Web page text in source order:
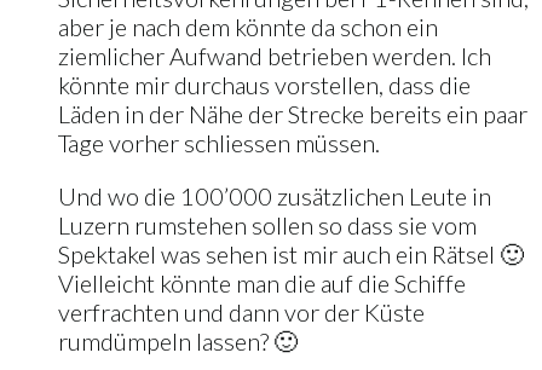
aber je nach dem könnte da schon ein
ziemlicher Aufwand betrieben werden. Ich
könnte mir durchaus vorstellen, dass die
Läden in der Nähe der Strecke bereits ein paar
Tage vorher schliessen müssen.
Und wo die 100’000 zusätzlichen Leute in
Luzern rumstehen sollen so dass sie vom
Spektakel was sehen ist mir auch ein Rätsel 🙂
Vielleicht könnte man die auf die Schiffe
verfrachten und dann vor der Küste
rumdümpeln lassen? 🙂